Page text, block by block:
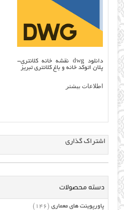
دانلود dwg نقشه خانه کلانتری-
پلان اتوکد خانه و باغ کلانتری تبریز
اطلاعات بیشتر
اشتراک گذاری
دسته محصولات
پاورپوینت های معماری (146)